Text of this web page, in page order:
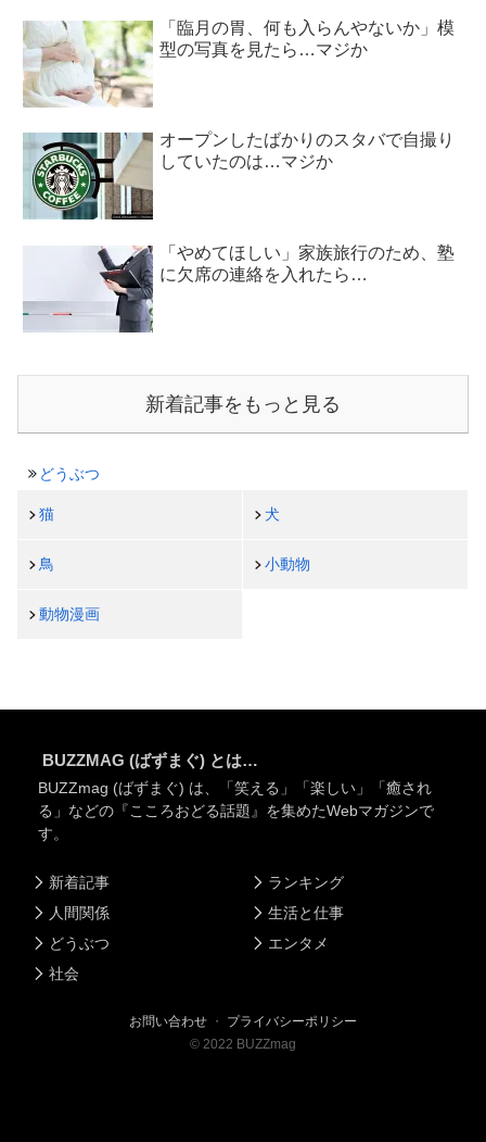
「臨月の胃、何も入らんやないか」模
型の写真を見たら…マジか
オープンしたばかりのスタバで自撮り
していたのは…マジか
「やめてほしい」家族旅行のため、塾
に欠席の連絡を入れたら…
新着記事をもっと見る
どうぶつ
猫 犬
鳥 小動物
動物漫画
BUZZMAG (ばずまぐ) とは…
BUZZmag (ばずまぐ) は、「笑える」「楽しい」「癒され
る」などの『こころおどる話題』を集めたWebマガジンで
す。
新着記事
人間関係
どうぶつ
社会
ランキング
生活と仕事
エンタメ
お問い合わせ ・ プライバシーポリシー
© 2022 BUZZmag